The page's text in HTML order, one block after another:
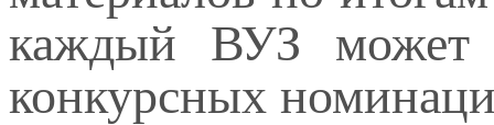
каждый ВУЗ может
конкурсных